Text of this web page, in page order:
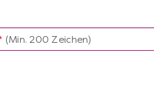
200 Zeichen)